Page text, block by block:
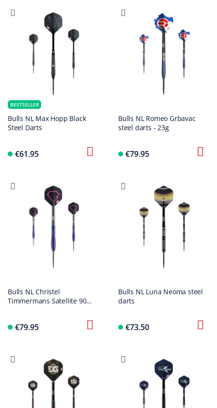
BESTSELLER
Bulls NL Max Hopp Black
Steel Darts
€61.95
Bulls NL Romeo Grbavac
steel darts - 23g
€79.95
Bulls NL Christel
Timmermans Satellite 90
€79.95
Bulls NL Luna Neoma steel
darts
€73.50